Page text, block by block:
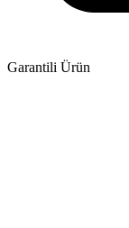
Garantili Ürün